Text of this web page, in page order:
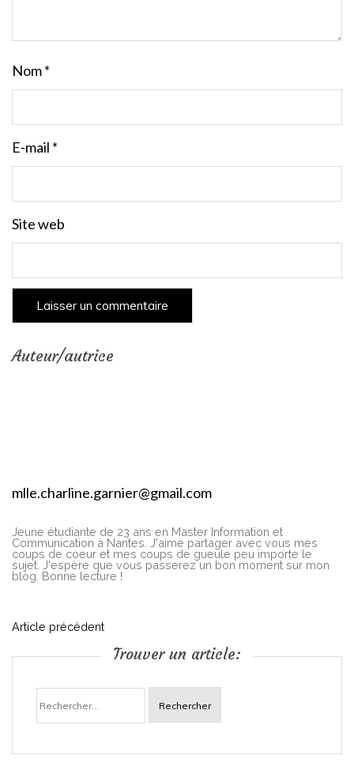
Nom*
E-mail *
Site web
Auteur/autrice
mlle.charline.garnier@gmail.com
Jeune étudiante de 23 ans en Master Information et
Communication à Nantes. J'aime partager avec vous mes
coups de coeur et mes coups de gueule peu importe le
sujet. J'espère que vous passerez un bon moment sur mon
blog. Bonne lecture !
N
i
Article précédent
Trouver un article:
Rechercher :